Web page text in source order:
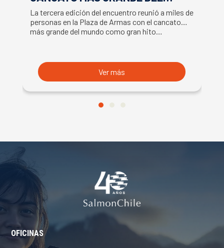
MUNDO MARCAN EXITOSO CIERRE
DE LA SEMANA DEL SALMÓN
La tercera edición del encuentro reunió a miles de
personas en la Plaza de Armas con el cancato
más grande del mundo como gran hito…
Ver más
OFICINAS